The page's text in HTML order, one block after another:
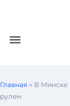
Главная » В Минске
рулем